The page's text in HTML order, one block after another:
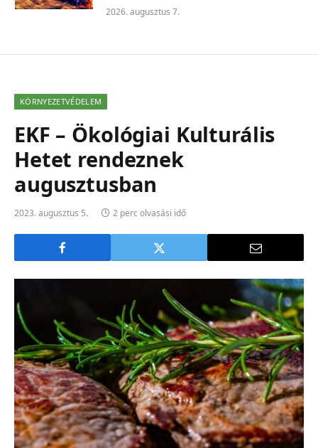
2026. augusztus 7.
KÖRNYEZETVÉDELEM
EKF – Ökológiai Kulturális
Hetet rendeznek
augusztusban
2023. augusztus 5. 2 perc olvasási idő